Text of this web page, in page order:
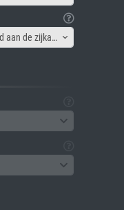
Canvas lijst - Afbeelding gespiegeld aan de zijkant